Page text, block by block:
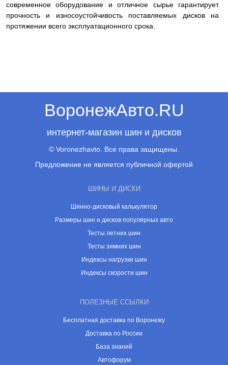
современное оборудование и отличное сырье гарантирует
прочность и износоустойчивость поставляемых дисков на
протяжении всего эксплуатационного срока.
ВоронежАвто.RU
интернет-магазин шин и дисков
© Voronezhavto. Все права защищены.
Предложение не является публичной офертой
ШИНЫ И ДИСКИ
Шинно-дисковый калькулятор
Размеры шин и дисков популярных авто
Тесты летних шин
Тесты зимних шин
Индексы нагрузки шин
Индексы скорости шин
ПОЛЕЗНЫЕ ССЫЛКИ
Бесплатная доставка по Воронежу
Доставка по России
База знаний
Автофорум